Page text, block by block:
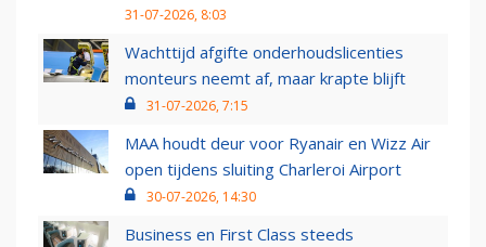
31-07-2026, 8:03
Wachttijd afgifte onderhoudslicenties
monteurs neemt af, maar krapte blijft
31-07-2026, 7:15
MAA houdt deur voor Ryanair en Wizz Air
open tijdens sluiting Charleroi Airport
30-07-2026, 14:30
Business en First Class steeds